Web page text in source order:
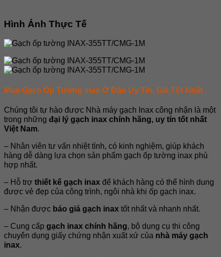
Hình Ảnh Thực Tế
Mua Gạch Ốp Tường Inax Ở Đâu Uy Tín, Giá Tốt Nhất
Chúng tôi tự hào được Nhà máy gạch Inax công nhận là một
trong những đại lý gạch inax chính hãng, uy tín tốt nhất
Việt Nam.
– Nhân viên tư vấn nhiệt tình, có kinh nghiệm, giúp khách
hàng dễ dàng lựa chọn sản phẩm gạch ốp tường inax phù
hợp nhất.
– Hỗ trợ thiết kế gạch inax để khách hàng có thể hình dung
được vẻ đẹp của công trình, ngôi nhà khi ốp gạch inax.
– Nhận được báo giá gạch inax tốt nhất và nhanh nhất.
– Cung cấp gạch inax chính hãng, bộ dụng cụ thi công
chuyên dụng giấy chứng nhận xuất xứ của nhà máy gạch
inax.